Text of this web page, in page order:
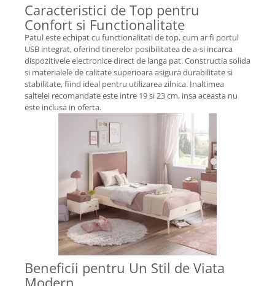
Caracteristici de Top pentru
Confort si Functionalitate
Patul este echipat cu functionalitati de top, cum ar fi portul
USB integrat, oferind tinerelor posibilitatea de a-si incarca
dispozitivele electronice direct de langa pat. Constructia solida
si materialele de calitate superioara asigura durabilitate si
stabilitate, fiind ideal pentru utilizarea zilnica. Inaltimea
saltelei recomandate este intre 19 si 23 cm, insa aceasta nu
este inclusa in oferta.
Beneficii pentru Un Stil de Viata
Modern